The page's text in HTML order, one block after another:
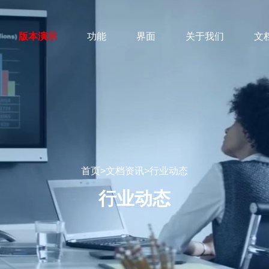
版本演示 功能 界面 关于我们 文
首页>文档资讯>行业动态
行业动态